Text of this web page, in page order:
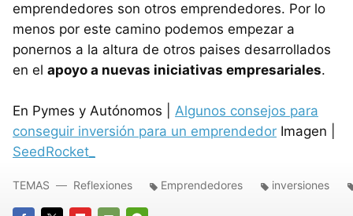
emprendedores son otros emprendedores. Por lo
menos por este camino podemos empezar a
ponernos a la altura de otros paises desarrollados
en el apoyo a nuevas iniciativas empresariales.
En Pymes y Autónomos | Algunos consejos para
conseguir inversión para un emprendedor Imagen |
SeedRocket_
TEMAS Reflexiones Emprendedores inversiones